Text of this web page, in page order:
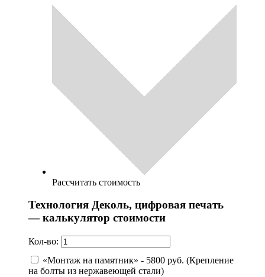
Рассчитать стоимость
Технология Деколь, цифровая печать
— калькулятор стоимости
Кол-во:
«Монтаж на памятник» - 5800 руб. (Крепление
на болты из нержавеющей стали)